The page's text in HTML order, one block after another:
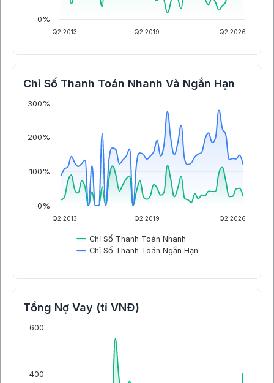
Q2 2013 Q2 2019 Q2 2026
0%
Chỉ Số Thanh Toán Nhanh Và Ngắn Hạn
Chỉ Số Thanh Toán Nhanh
Chỉ Số Thanh Toán Ngắn Hạn
Q2 2013 Q2 2019 Q2 2026
0%
100%
200%
300%
Tổng Nợ Vay (tỉ VNĐ)
400
600